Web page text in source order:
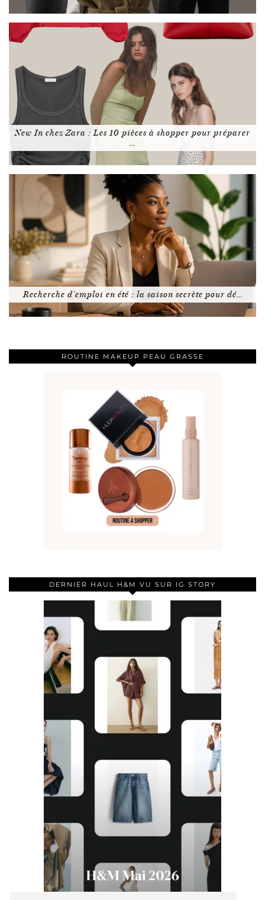
New In chez Zara : Les 10 pièces à shopper pour préparer
…
Recherche d’emploi en été : la saison secrète pour dé…
ROUTINE MAKEUP PEAU GRASSE
DERNIER HAUL H&M VU SUR IG STORY